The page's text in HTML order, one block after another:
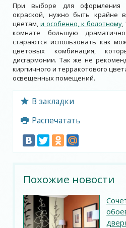
При выборе для оформления
окраской, нужно быть крайне
цветам, и особенно, к болотному,
комнате большую
стараются использовать как
цветовых комбинация,
дисгармонии. Так же не
кирпичного и терракотового
освещенных помещений.
В закладки
Распечатать
Похожие новости